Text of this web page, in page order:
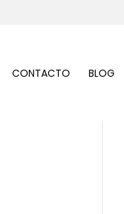
CONTACTO BLOG